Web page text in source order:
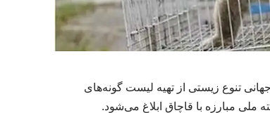
تنوع زیستی از تهیه لیست گونه‌های
مبارزه با قاچاق ابلاغ می‌شود.